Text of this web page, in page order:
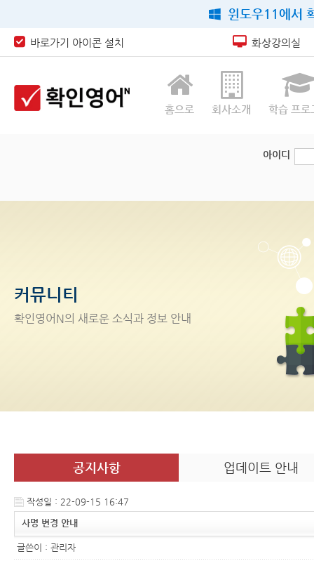
윈도우11에서
바로가기 아이콘 설치 화상강의실
홈으로 회사소개 학습 프로
아이디
커뮤니티
확인영어 N의 새로운 소식과 정보 안내
공지사항 업데이트 안내
작성일 : 22-09-15 16:47
사명 변경 안내
글쓴이 : 관리자